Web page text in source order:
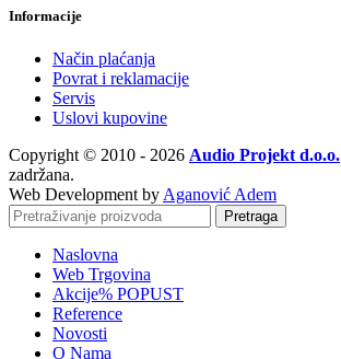
Informacije
Način plaćanja
Povrat i reklamacije
Servis
Uslovi kupovine
Copyright © 2010 - 2026 Audio Projekt d.o.o.
zadržana.
Web Development by Aganović Adem
Pretraga
Naslovna
Web Trgovina
Akcije% POPUST
Reference
Novosti
O Nama